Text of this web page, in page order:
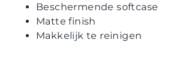
Beschermende softcase
Matte finish
Makkelijk te reinigen